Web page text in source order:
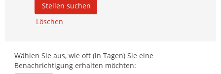
Löschen
Wählen Sie aus, wie oft (in Tagen) Sie eine
Benachrichtigung erhalten möchten: